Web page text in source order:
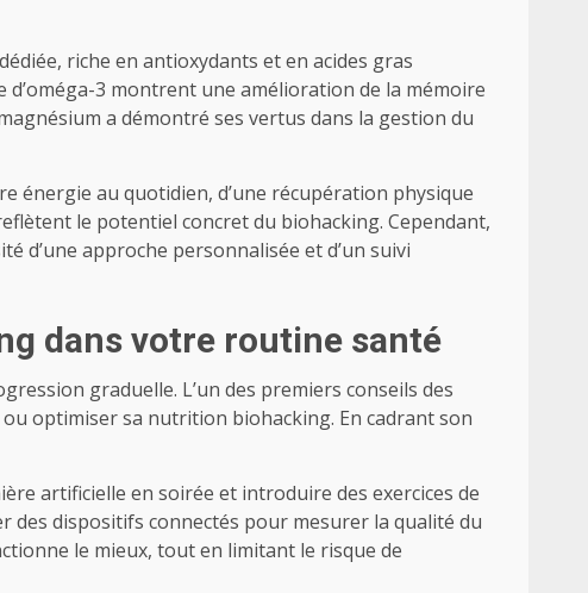
riche en antioxydants et en acides gras
3 montrent une amélioration de la mémoire
a démontré ses vertus dans la gestion du
énergie au quotidien, d’une récupération physique
le potentiel concret du biohacking. Cependant,
d’une approche personnalisée et d’un suivi
dans votre routine santé
graduelle. L’un des premiers conseils des
optimiser sa nutrition biohacking. En cadrant son
artificielle en soirée et introduire des exercices de
des dispositifs connectés pour mesurer la qualité du
le mieux, tout en limitant le risque de